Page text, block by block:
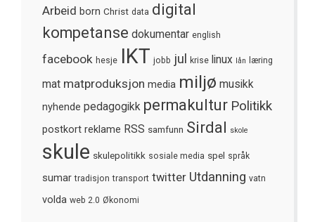
Arbeid born Christ data digital
kompetanse dokumentar english
facebook hesje IKT jobb jul krise linux lån læring
mat matproduksjon media miljø musikk
nyhende pedagogikk permakultur Politikk
postkort reklame RSS samfunn Sirdal skole
skule skulepolitikk sosiale media spel språk
sumar tradisjon transport twitter Utdanning vatn
volda web 2.0 Økonomi